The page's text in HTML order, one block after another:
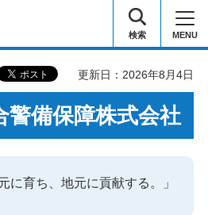
検索 MENU
更新日：2026年8月4日
警備保障株式会社
に育ち、地元に貢献する。」